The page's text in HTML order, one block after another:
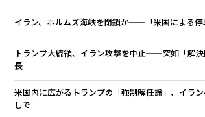
イラン、ホルムズ海峡を閉鎖か──「米国による停
トランプ大統領、イラン攻撃を中止──突如「解
長
米国内に広がるトランプの「強制解任論」、イラ
しで